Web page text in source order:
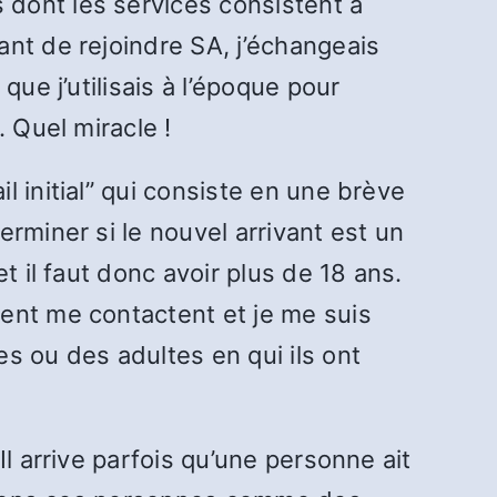
de rejoindre SA, j’échangeais
j’utilisais à l’époque pour
Quel miracle !
initial” qui consiste en une brève
si le nouvel arrivant est un
il faut donc avoir plus de 18 ans.
me contactent et je me suis
ou des adultes en qui ils ont
parfois qu’une personne ait